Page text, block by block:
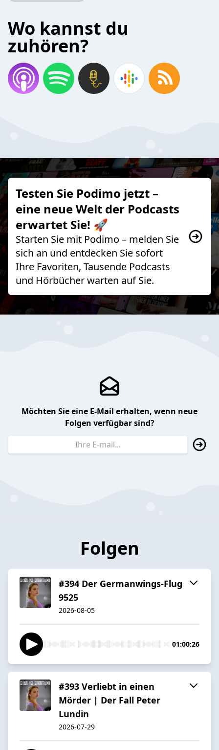
Wo kannst du
zuhören?
Testen Sie Podimo jetzt –
eine neue Welt der Podcasts
erwartet Sie! 🚀
Starten Sie mit Podimo – melden Sie
sich an und entdecken Sie sofort
Ihre Favoriten, Tausende Podcasts
und Hörbücher warten auf Sie.
Möchten Sie eine E-Mail erhalten, wenn neue
Folgen verfügbar sind?
Folgen
#394 Der Germanwings-Flug
9525
2026-08-05
01:00:26
#393 Verliebt in einen
Mörder | Der Fall Peter
Lundin
2026-07-29